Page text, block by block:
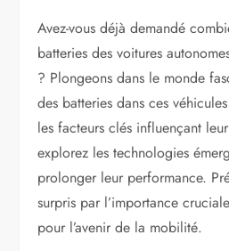
Avez-vous déjà demandé
batteries des voitures
? Plongeons dans le monde
des batteries dans ces
les facteurs clés influençant
explorez les technologies
prolonger leur performance.
surpris par l’importance
pour l’avenir de la mobilité.